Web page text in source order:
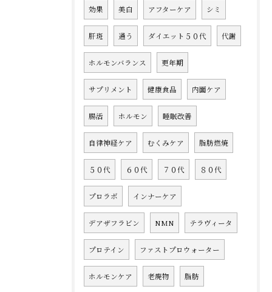
効果 美白 アフターケア シミ
肝斑 通う ダイエット５０代 代謝
ホルモンバランス 更年期
サプリメント 健康食品 内面ケア
腸活 ホルモン 睡眠改善
自律神経ケア むくみケア 脂肪燃焼
５０代 ６０代 ７０代 ８０代
プロラボ インナーケア
デアザフラビン NMN テラヴィータ
プロテイン ファストプロウォーター
ホルモンケア 老廃物 脂肪